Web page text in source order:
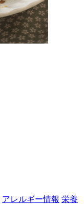
アレルギー情報 栄養